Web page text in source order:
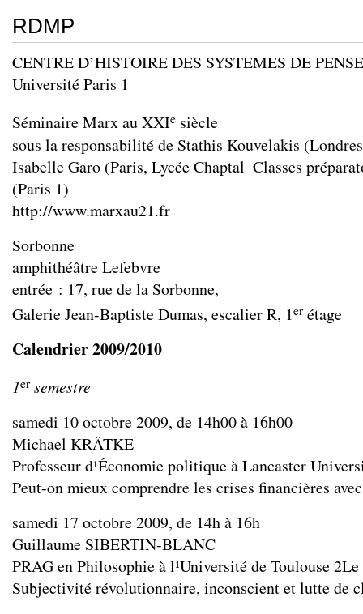
RDMP
CENTRE D’HISTOIRE DES SYSTEMES DE
Université Paris 1
Séminaire Marx au XXIe siècle
sous la responsabilité de Stathis Kouvelakis
Isabelle Garo (Paris, Lycée Chaptal ­ Classes
(Paris 1)
http://www.marxau21.fr
Sorbonne
amphithéâtre Lefebvre
entrée : 17, rue de la Sorbonne,
Galerie Jean-Baptiste Dumas, escalier R, 1er étage
Calendrier 2009/2010
1er semestre
samedi 10 octobre 2009, de 14h00 à 16h00
Michael KRÄTKE
Professeur d¹Économie politique à Lancaster
Peut-on mieux comprendre les crises financières
samedi 17 octobre 2009, de 14h à 16h
Guillaume SIBERTIN-BLANC
PRAG en Philosophie à l¹Université de Toulouse
Subjectivité révolutionnaire, inconscient et lutte de